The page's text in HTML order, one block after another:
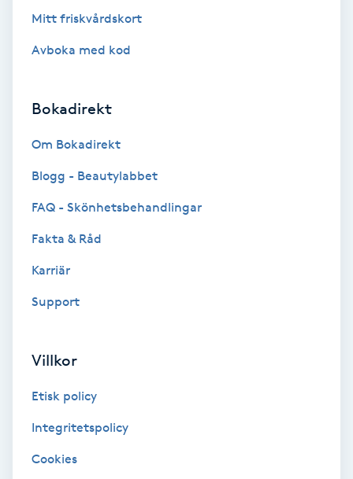
Fettreducering
Fillers
Fotmassage
Fotvård
Fransfärgning
Fransförlängning Megavolym
Mitt friskvårdskort
Avboka med kod
Bokadirekt
Om Bokadirekt
Blogg - Beautylabbet
FAQ - Skönhetsbehandlingar
Fakta & Råd
Karriär
Support
Villkor
Etisk policy
Integritetspolicy
Cookies